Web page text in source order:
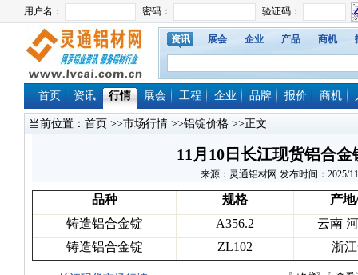
资讯 展会 企业 产品 商机
首页 资讯 行情 展会 工程 企业 品牌 报价 商机
当前位置： 首页 >>市场行情 >>铝锭价格 >>正文
11月10日长江现货铝合
来源：灵通铝材网 发布时间：2025/
品种 规格
产
铸造铝合金锭
A356.2
云南
铸造铝合金锭
ZL102 浙